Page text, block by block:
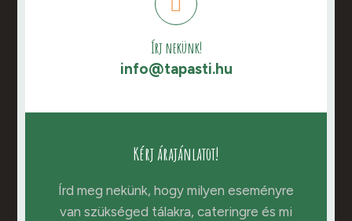
Írj nekünk!
info@tapasti.hu
Kérj árajánlatot!
Írd meg nekünk, hogy milyen eseményre
van szükséged tálakra, cateringre és mi